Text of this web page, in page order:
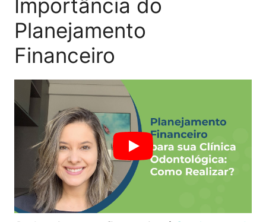
Importância do
Planejamento
Financeiro